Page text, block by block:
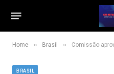
Home » Brasil » Comissão aprova uso do
BRASIL